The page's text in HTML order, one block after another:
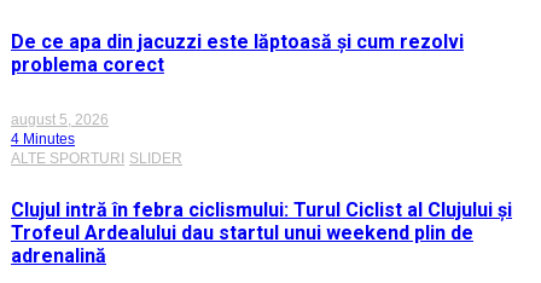
De ce apa din jacuzzi este lăptoasă și cum rezolvi
problema corect
august 5, 2026
4 Minutes
ALTE SPORTURI SLIDER
Clujul intră în febra ciclismului: Turul Ciclist al Clujului și
Trofeul Ardealului dau startul unui weekend plin de
adrenalină